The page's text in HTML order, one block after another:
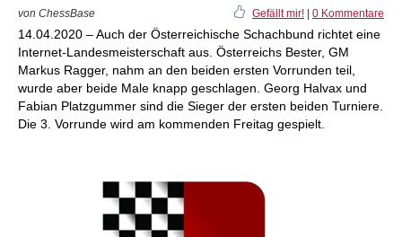
von ChessBase Gefällt mir! 0 Kommentare
14.04.2020 – Auch der Österreichische Schachbund richtet eine
Internet-Landesmeisterschaft aus. Österreichs Bester, GM
Markus Ragger, nahm an den beiden ersten Vorrunden teil,
wurde aber beide Male knapp geschlagen. Georg Halvax und
Fabian Platzgummer sind die Sieger der ersten beiden Turniere.
Die 3. Vorrunde wird am kommenden Freitag gespielt.